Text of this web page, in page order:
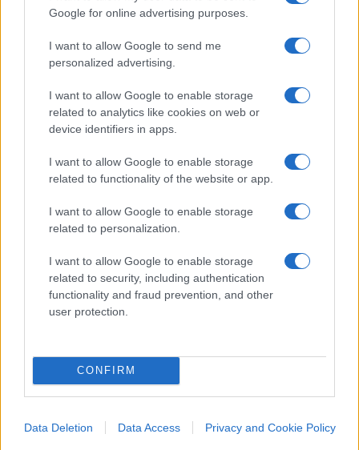
Google for online advertising purposes.
I want to allow Google to send me
personalized advertising.
I want to allow Google to enable storage
related to analytics like cookies on web or
device identifiers in apps.
I want to allow Google to enable storage
related to functionality of the website or app.
I want to allow Google to enable storage
related to personalization.
I want to allow Google to enable storage
related to security, including authentication
functionality and fraud prevention, and other
user protection.
CONFIRM
Data Deletion Data Access Privacy and Cookie Policy
L’avvocato della politica ha annunciato appello
che però non avrà effetti sull’esecuzione
immediata dell’ineleggibilità. In base a quanto
riportato dal quotidianoLe Figaro, stando ai
termini abituali, il processo di secondo grado
potrebbe tenersi almeno tra un anno e saranno
necessari ulteriori tre mesi di attesa per la
del voto presidenziale del 2027. La Le Pen
potrebbe dunque sfuggire all’ineleggibilità, ma
sarebbe una corsa contro il tempo e le condizioni
di una candidatura in queste condizioni sembrano
complicate. In caso di condanna in appello, alla Le
“Come possiamo immaginare che una decisione
non definitiva possa ostacolare una candidatura?
Le Figaro Jean-Pierre Camby